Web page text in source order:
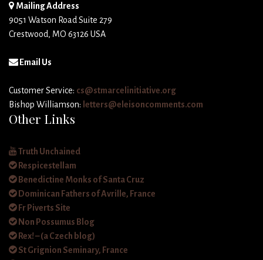
Mailing Address
9051 Watson Road Suite 279
Crestwood, MO 63126 USA
Email Us
Customer Service: cs@stmarcelinitiative.org
Bishop Williamson: letters@eleisoncomments.com
Other Links
Truth Unchained
Respicestellam
Benedictine Monks of Santa Cruz
Dominican Fathers of Avrille, France
Fr Piverts Site
Non Possumus Blog
Rex! – (a Czech blog)
St Grignion Seminary, France